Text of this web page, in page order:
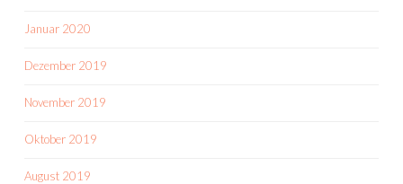
Januar 2020
Dezember 2019
November 2019
Oktober 2019
August 2019